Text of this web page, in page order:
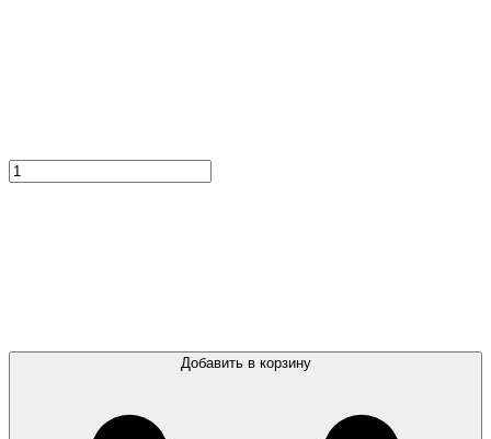
Добавить в корзину